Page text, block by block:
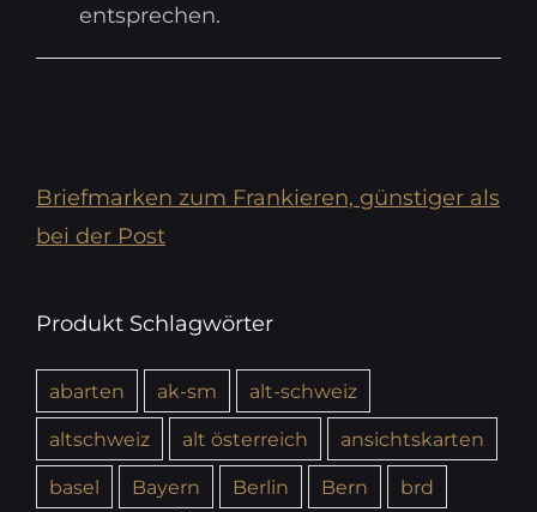
entsprechen.
Briefmarken zum Frankieren, günstiger als
bei der Post
Produkt Schlagwörter
abarten ak-sm
alt-schweiz
altschweiz
alt österreich
ansichtskarten
basel
Bayern Berlin Bern
brd